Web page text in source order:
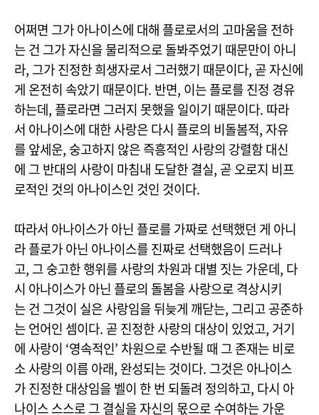
어쩌면 그가 아나이스에 대해 플로로서의 고마움을 전하
는 건 그가 자신을 물리적으로 돌봐주었기 때문만이 아니
라, 그가 진정한 희생자로서 그러했기 때문이다, 곧 자신에
게 온전히 속았기 때문이다. 반면, 이는 플로를 진정 경유
하는데, 플로라면 그러지 못했을 일이기 때문이다. 따라
서 아나이스에 대한 사랑은 다시 플로의 비돌봄적, 자유
를 앞세운, 숭고하지 않은 즉흥적인 사랑의 강렬함 대신
에 그 반대의 사랑이 마침내 도달한 결실, 곧 오로지 비프
로적인 것의 아나이스인 것인 것이다.
따라서 아나이스가 아닌 플로를 가짜로 선택했던 게 아니
라 플로가 아닌 아나이스를 진짜로 선택했음이 드러나
고, 그 숭고한 행위를 사랑의 차원과 대별 짓는 가운데, 다
시 아나이스가 아닌 플로의 돌봄을 사랑으로 격상시키
는 건 그것이 실은 사랑임을 뒤늦게 깨닫는, 그리고 공준하
는 언어인 셈이다. 곧 진정한 사랑의 대상이 있었고, 거기
에 사랑이 ‘영속적인’ 차원으로 수반될 때 그 존재는 비로
소 사랑의 이름 아래, 완성되는 것이다. 그것은 아나이스
가 진정한 대상임을 벨이 한 번 되돌려 정의하고, 다시 아
나이스 스스로 그 결실을 자신의 몫으로 수여하는 가운